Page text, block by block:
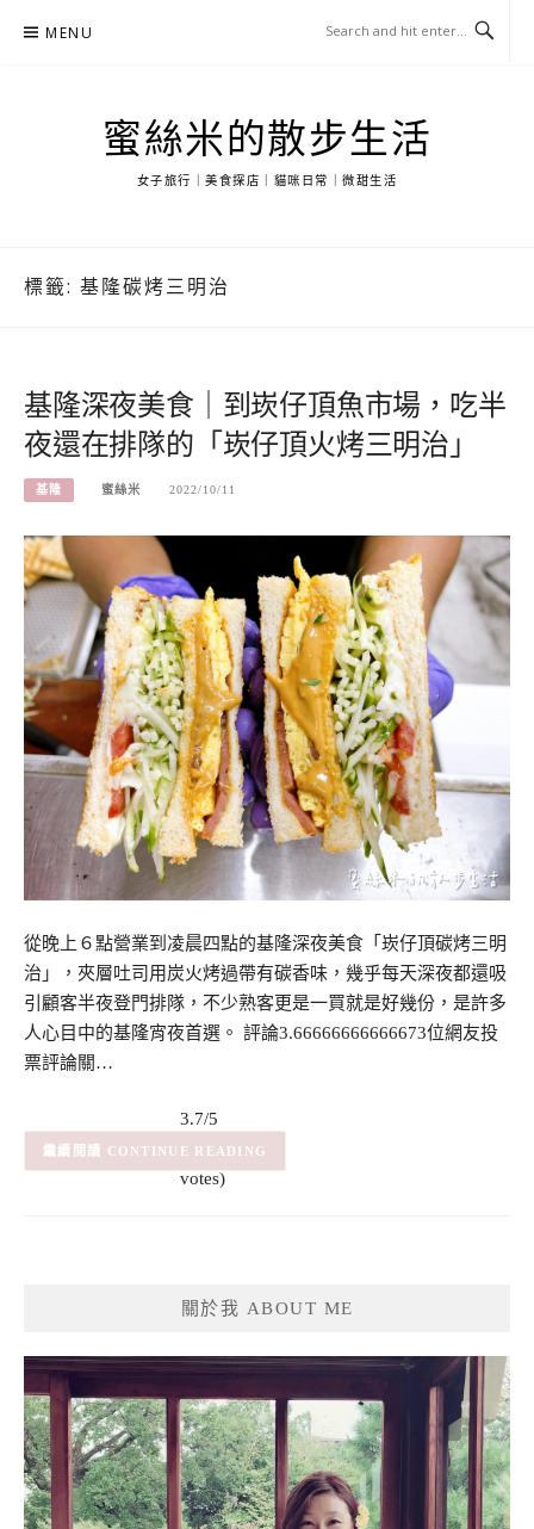
MENU
蜜絲米的散步生活
女子旅行｜美食探店｜貓咪日常｜微甜生活
標籤: 基隆碳烤三明治
基隆深夜美食｜到崁仔頂魚市場，吃半
夜還在排隊的「崁仔頂火烤三明治」
基隆 蜜絲米 2022/10/11
從晚上６點營業到凌晨四點的基隆深夜美食「崁仔頂碳烤三明
治」，夾層吐司用炭火烤過帶有碳香味，幾乎每天深夜都還吸
引顧客半夜登門排隊，不少熟客更是一買就是好幾份，是許多
人心目中的基隆宵夜首選。 評論3.66666666666673位網友投
票評論關…
3.7/5
– (3
votes)
(3) CONTINUE READING
關於我 ABOUT ME